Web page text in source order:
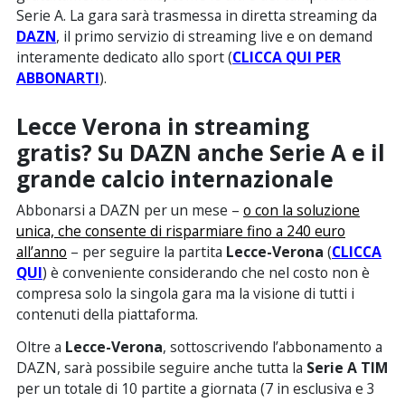
Serie A. La gara sarà trasmessa in diretta streaming da
DAZN, il primo servizio di streaming live e on demand
interamente dedicato allo sport (CLICCA QUI PER
ABBONARTI).
Lecce Verona in streaming
gratis? Su DAZN anche Serie A e il
grande calcio internazionale
Abbonarsi a DAZN per un mese – o con la soluzione
unica, che consente di risparmiare fino a 240 euro
all’anno – per seguire la partita Lecce-Verona (CLICCA
QUI) è conveniente considerando che nel costo non è
compresa solo la singola gara ma la visione di tutti i
contenuti della piattaforma.
Oltre a Lecce-Verona, sottoscrivendo l’abbonamento a
DAZN, sarà possibile seguire anche tutta la Serie A TIM
per un totale di 10 partite a giornata (7 in esclusiva e 3